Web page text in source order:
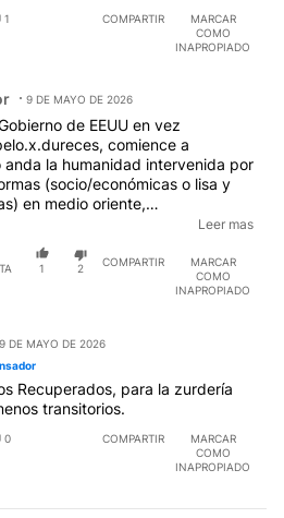
1 COMPARTIR
MARCAR
COMO
INAPROPIADO
Pensador.
9 DE MAYO DE 2026
de EEUU en vez
comience a
la humanidad intervenida por
(socio/económicas o lisa y
en medio oriente,
etc, etc. etc. Los OVNIS,
en el momento justo para distraer
Leer mas
1 2
COMPARTIR
MARCAR
COMO
INAPROPIADO
9 DE MAYO DE 2026
Recuperados, para la zurdería
transitorios.
0 COMPARTIR
MARCAR
COMO
INAPROPIADO